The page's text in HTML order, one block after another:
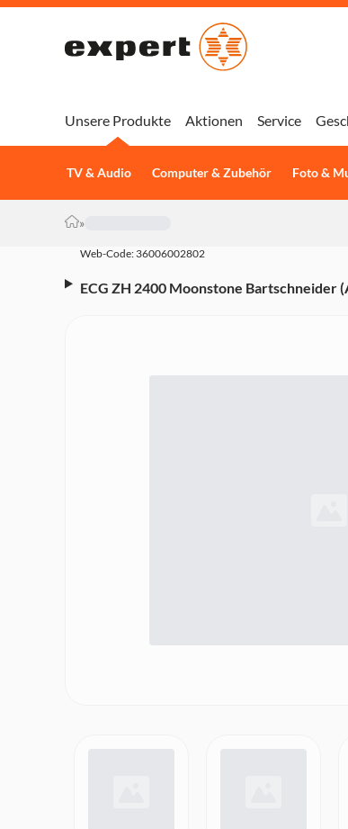
Unsere Produkte
TV & Audio Computer & Zubehör Foto &
Aktionen Service
»
Web-Code: 36006002802
ECG ZH 2400 Moonstone